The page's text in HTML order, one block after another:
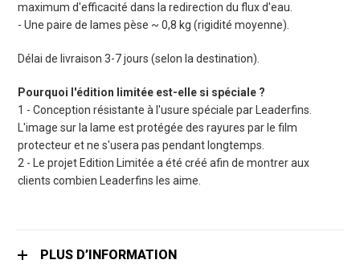
maximum d'efficacité dans la redirection du flux d'eau.
- Une paire de lames pèse ~ 0,8 kg (rigidité moyenne).
Délai de livraison 3-7 jours (selon la destination).
Pourquoi l'édition limitée est-elle si spéciale ?
1 - Conception résistante à l'usure spéciale par Leaderfins.
L'image sur la lame est protégée des rayures par le film
protecteur et ne s'usera pas pendant longtemps.
2 - Le projet Edition Limitée a été créé afin de montrer aux
clients combien Leaderfins les aime.
PLUS D’INFORMATION